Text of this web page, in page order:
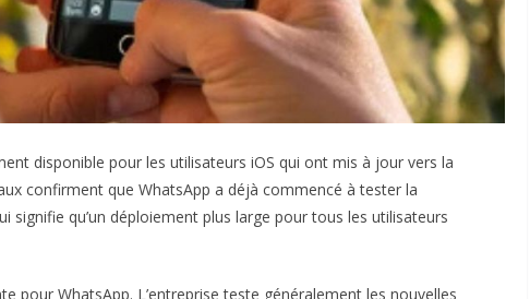
disponible pour les utilisateurs iOS qui ont mis à jour vers la
confirment que WhatsApp a déjà commencé à tester la
qu’un déploiement plus large pour tous les utilisateurs
pour WhatsApp. L’entreprise teste généralement les nouvelles